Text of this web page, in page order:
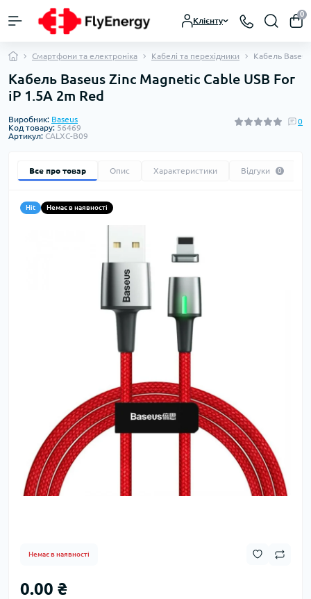
Клієнту
0
Смартфони та електроніка Кабелі та перехідники Кабель
Кабель Baseus Zinc Magnetic Cable USB For
iP 1.5A 2m Red
Виробник: Baseus
Код товару: 56469
Артикул: CALXC-B09
0
Все про товар Опис Характеристики Відгуки 0
Hit Немає в наявності
Немає в наявності
0.00 ₴